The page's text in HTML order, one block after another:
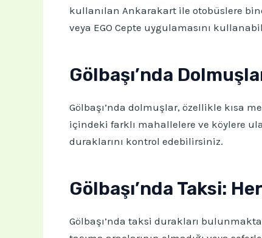
kullanılan Ankarakart ile otobüslere
veya EGO Cepte uygulamasını
Gölbaşı’nda
Gölbaşı’nda dolmuşlar, özellikle kısa
içindeki farklı mahallelere ve köylere
duraklarını kontrol edebilirsiniz.
Gölbaşı’nda Taksi:
Gölbaşı’nda taksi durakları